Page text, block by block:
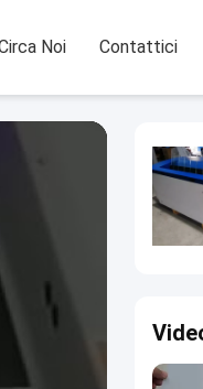
Noi Contattici